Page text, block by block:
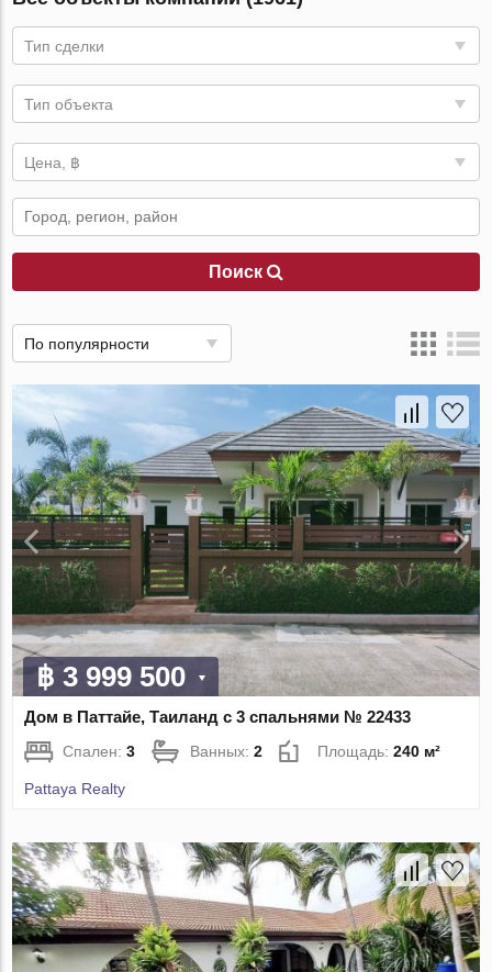
Тип сделки
Тип объекта
Цена, ฿
Поиск
По популярности
฿ 3 999 500
Дом в Паттайе, Таиланд с 3 спальнями № 22433
Спален:3 Ванных:2 Площадь:240 м²
Pattaya Realty